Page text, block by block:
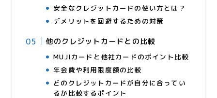
安全なクレジットカードの使い方とは？
デメリットを回避するための対策
他のクレジットカードとの比較
MUJIカードと他社カードのポイント比較
年会費や利用限度額の比較
どのクレジットカードが自分に合ってい
るか比較するポイント